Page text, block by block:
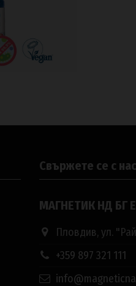
Свържете се с нас
МАГНЕТИК НД БГ
Пловдив, ул.
+359 897 321 111